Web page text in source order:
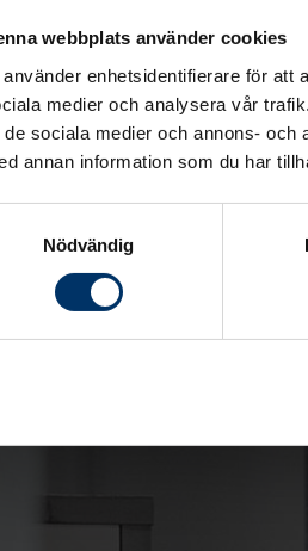
webbplats använder cookies
använder enhetsidentifierare för att
medier och analysera vår
de sociala medier och annons-
annan information som du har
Nödvändig